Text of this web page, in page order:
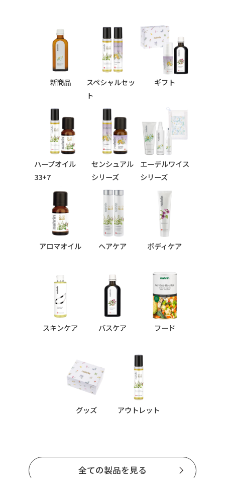
新商品
スペシャルセッ
ト
ギフト
ハーブオイル
33+7
シリーズ
センシュアル
シリーズ
エーデルワイス
シリーズ
アロマオイル ヘアケア ボディケア
スキンケア バスケア フード
グッズ アウトレット
全ての製品を見る